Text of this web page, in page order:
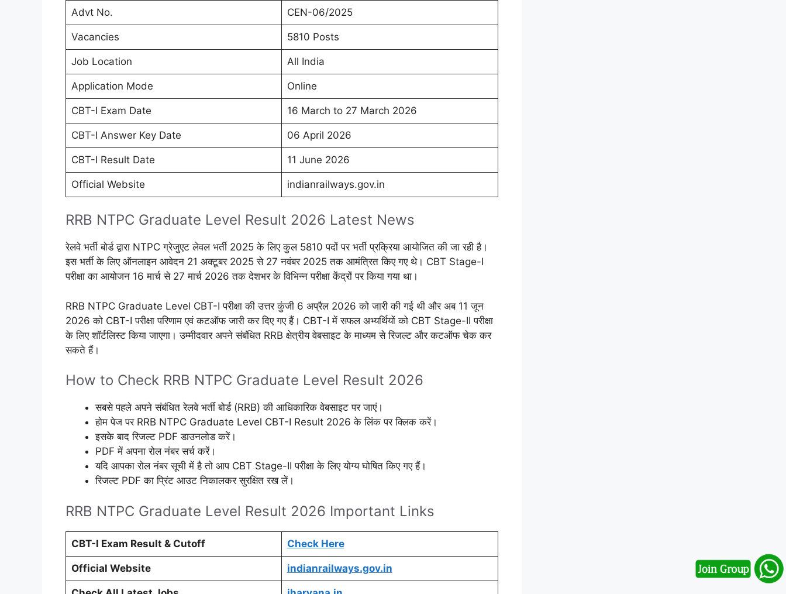
Advt No. CEN-06/2025
Vacancies 5810 Posts
Job Location All India
Application Mode Online
CBT-I Exam Date 16 March to 27 March 2026
CBT-I Answer Key Date 06 April 2026
CBT-I Result Date 11 June 2026
Official Website indianrailways.gov.in
RRB NTPC Graduate Level Result 2026 Latest News
रेलवे भर्ती बोर्ड द्वारा NTPC ग्रेजुएट लेवल भर्ती 2025 के लिए कुल 5810 पदों पर भर्ती प्रक्रिया आयोजित की जा रही है।
इस भर्ती के लिए ऑनलाइन आवेदन 21 अक्टूबर 2025 से 27 नवंबर 2025 तक आमंत्रित किए गए थे। CBT Stage-I
परीक्षा का आयोजन 16 मार्च से 27 मार्च 2026 तक देशभर के विभिन्न परीक्षा केंद्रों पर किया गया था।
RRB NTPC Graduate Level CBT-I परीक्षा की उत्तर कुंजी 6 अप्रैल 2026 को जारी की गई थी और अब 11 जून
2026 को CBT-I परीक्षा परिणाम एवं कटऑफ जारी कर दिए गए हैं। CBT-I में सफल अभ्यर्थियों को CBT Stage-II परीक्षा
के लिए शॉर्टलिस्ट किया जाएगा। उम्मीदवार अपने संबंधित RRB क्षेत्रीय वेबसाइट के माध्यम से रिजल्ट और कटऑफ चेक कर
सकते हैं।
How to Check RRB NTPC Graduate Level Result 2026
सबसे पहले अपने संबंधित रेलवे भर्ती बोर्ड (RRB) की आधिकारिक वेबसाइट पर जाएं।
होम पेज पर RRB NTPC Graduate Level CBT-I Result 2026 के लिंक पर क्लिक करें।
इसके बाद रिजल्ट PDF डाउनलोड करें।
PDF में अपना रोल नंबर सर्च करें।
यदि आपका रोल नंबर सूची में है तो आप CBT Stage-II परीक्षा के लिए योग्य घोषित किए गए हैं।
रिजल्ट PDF का प्रिंट आउट निकालकर सुरक्षित रख लें।
RRB NTPC Graduate Level Result 2026 Important Links
CBT-I Exam Result & Cutoff Check Here
Official Website indianrailways.gov.in